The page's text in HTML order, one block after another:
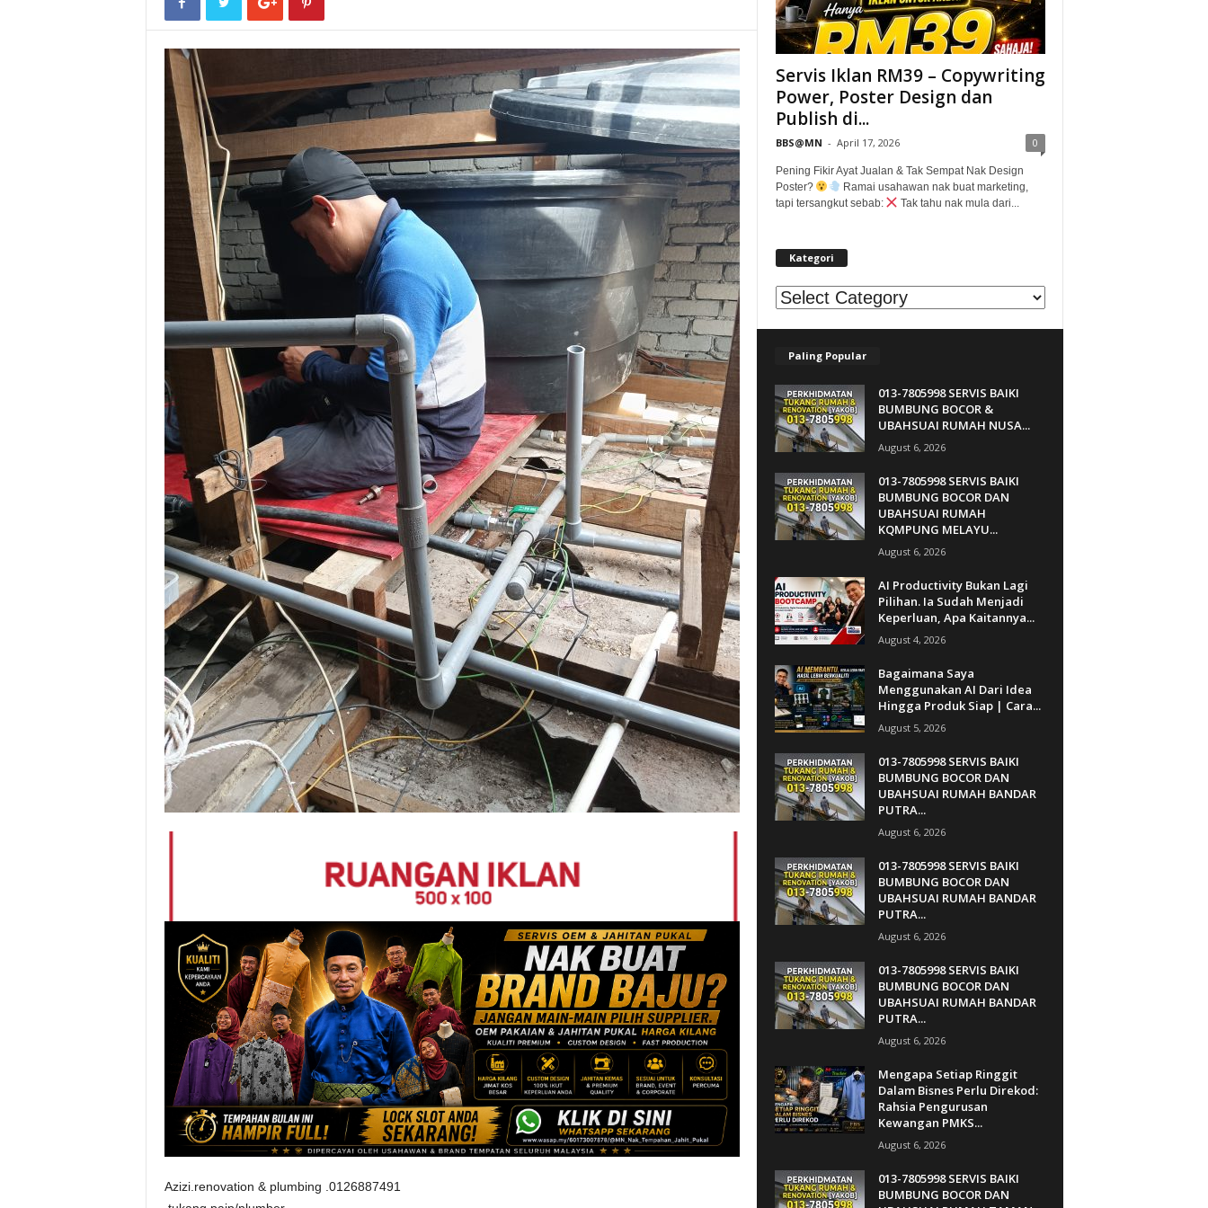
Azizi.renovation & plumbing .0126887491
Servis Iklan RM39 – Copywriting
Power, Poster Design dan
Publish di...
BBS@MN - April 17, 2026 0
Pening Fikir Ayat Jualan & Tak Sempat Nak Design
Poster?
Ramai usahawan nak buat marketing,
tapi tersangkut sebab:
Tak tahu nak mula dari...
Kategori
Kategori
Paling Popular
013-7805998 SERVIS BAIKI
BUMBUNG BOCOR &
UBAHSUAI RUMAH NUSA...
August 6, 2026
013-7805998 SERVIS BAIKI
BUMBUNG BOCOR DAN
UBAHSUAI RUMAH
KQMPUNG MELAYU...
August 6, 2026
AI Productivity Bukan Lagi
Pilihan. Ia Sudah Menjadi
Keperluan, Apa Kaitannya...
August 4, 2026
Bagaimana Saya
Menggunakan AI Dari Idea
Hingga Produk Siap | Cara...
August 5, 2026
013-7805998 SERVIS BAIKI
BUMBUNG BOCOR DAN
UBAHSUAI RUMAH BANDAR
PUTRA...
August 6, 2026
013-7805998 SERVIS BAIKI
BUMBUNG BOCOR DAN
UBAHSUAI RUMAH BANDAR
PUTRA...
August 6, 2026
013-7805998 SERVIS BAIKI
BUMBUNG BOCOR DAN
UBAHSUAI RUMAH BANDAR
PUTRA...
August 6, 2026
Mengapa Setiap Ringgit
Dalam Bisnes Perlu Direkod:
Rahsia Pengurusan
Kewangan PMKS...
August 6, 2026
013-7805998 SERVIS BAIKI
BUMBUNG BOCOR DAN